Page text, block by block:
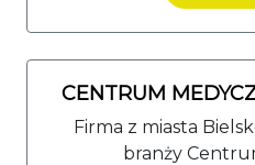
CENTRUM
Firma z miasta
branży